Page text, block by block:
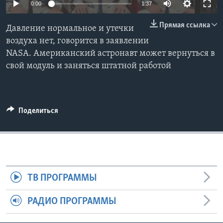
СОЦИАЛЬНЫЕ СЕТИ
0:00 1:37
Прямая ссылка
Давление нормальное и утечки
воздуха нет, говорится в заявлении
NASA. Американский астронавт может вернуться в
свой модуль и заняться штатной работой
Поделиться
ТВ ПРОГРАММЫ
РАДИО ПРОГРАММЫ